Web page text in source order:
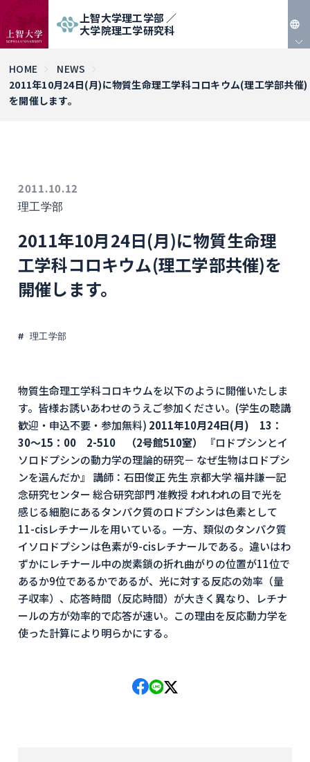
上智大学理工学部 ／
大学院理工学研究科
EN
HOME
NEWS
2011年10月24日(月)に物質生命理工学科コロキウム(理工学部共催)
を開催します。
2011.10.12
理工学部
2011年10月24日(月)に物質生命理
工学科コロキウム(理工学部共催)を
開催します。
理工学部
物質生命理工学科コロキウムを以下のように開催いたしま
す。皆様お誘いあわせのうえご参加ください。(学生の聴講
歓迎・申込不要・参加無料) 2011年10月24日(月) 13：
30～15：00 2-510 （2号館510室）
『ロドプシンとイ
ソロドプシンの動力学の理論的研究－ なぜ生物はロドプシ
ンを選んだか』 講師：石田俊正 先生 京都大学 福井謙一記
念研究センター 総合研究部門 准教授 われわれの目で光を
感じる細胞にあるタンパク質のロドプシンは色素として
11-cisレチナールを用いている。一方、類似のタンパク質
イソロドプシンは色素が9-cisレチナールである。違いはわ
ずかにレチナール中の炭素鎖の折れ曲がりの位置が11位で
あるか9位であるかであるが、光に対する反応の効率（量
子収率）、応答時間（反応時間）が大きく異なり、レチナ
ールの方が効率的で応答が速い。この理由を反応動力学を
使った計算により明らかにする。